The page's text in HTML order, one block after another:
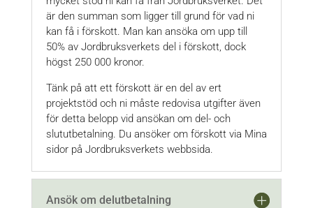
är den summan som ligger till grund för vad ni
kan få i förskott. Man kan ansöka om upp till
50% av Jordbruksverkets del i förskott, dock
högst 250 000 kronor.
Tänk på att ett förskott är en del av ert
projektstöd och ni måste redovisa utgifter även
för detta belopp vid ansökan om del- och
slututbetalning. Du ansöker om förskott via Mina
sidor på Jordbruksverkets webbsida.
Ansök om delutbetalning